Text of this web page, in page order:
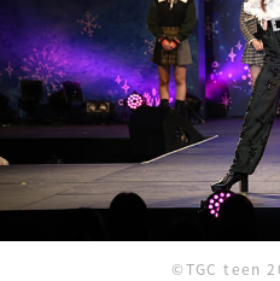
©︎TGC teen